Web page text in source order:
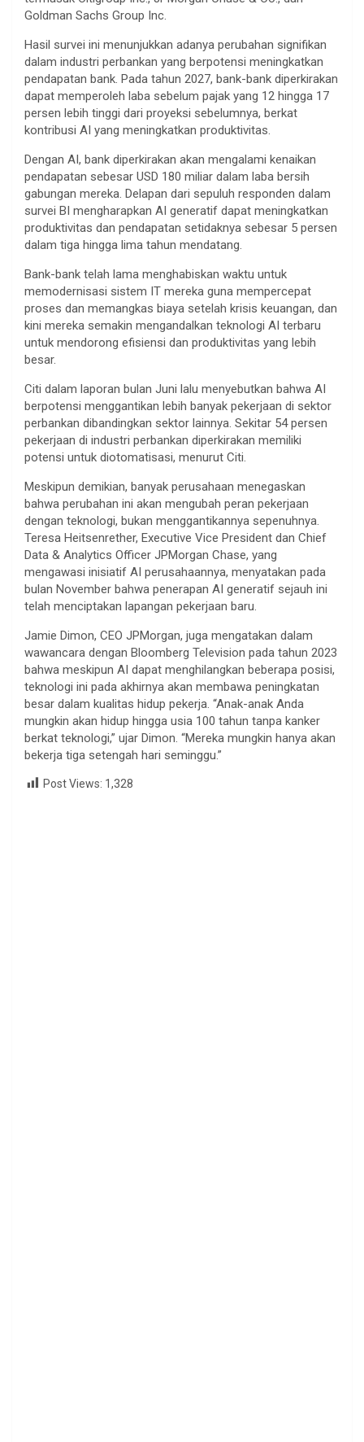
Goldman Sachs Group Inc.
Hasil survei ini menunjukkan adanya perubahan signifikan
dalam industri perbankan yang berpotensi meningkatkan
pendapatan bank. Pada tahun 2027, bank-bank diperkirakan
dapat memperoleh laba sebelum pajak yang 12 hingga 17
persen lebih tinggi dari proyeksi sebelumnya, berkat
kontribusi AI yang meningkatkan produktivitas.
Dengan AI, bank diperkirakan akan mengalami kenaikan
pendapatan sebesar USD 180 miliar dalam laba bersih
gabungan mereka. Delapan dari sepuluh responden dalam
survei BI mengharapkan AI generatif dapat meningkatkan
produktivitas dan pendapatan setidaknya sebesar 5 persen
dalam tiga hingga lima tahun mendatang.
Bank-bank telah lama menghabiskan waktu untuk
memodernisasi sistem IT mereka guna mempercepat
proses dan memangkas biaya setelah krisis keuangan, dan
kini mereka semakin mengandalkan teknologi AI terbaru
untuk mendorong efisiensi dan produktivitas yang lebih
besar.
Citi dalam laporan bulan Juni lalu menyebutkan bahwa AI
berpotensi menggantikan lebih banyak pekerjaan di sektor
perbankan dibandingkan sektor lainnya. Sekitar 54 persen
pekerjaan di industri perbankan diperkirakan memiliki
potensi untuk diotomatisasi, menurut Citi.
Meskipun demikian, banyak perusahaan menegaskan
bahwa perubahan ini akan mengubah peran pekerjaan
dengan teknologi, bukan menggantikannya sepenuhnya.
Teresa Heitsenrether, Executive Vice President dan Chief
Data & Analytics Officer JPMorgan Chase, yang
mengawasi inisiatif AI perusahaannya, menyatakan pada
bulan November bahwa penerapan AI generatif sejauh ini
telah menciptakan lapangan pekerjaan baru.
Jamie Dimon, CEO JPMorgan, juga mengatakan dalam
wawancara dengan Bloomberg Television pada tahun 2023
bahwa meskipun AI dapat menghilangkan beberapa posisi,
teknologi ini pada akhirnya akan membawa peningkatan
besar dalam kualitas hidup pekerja. “Anak-anak Anda
mungkin akan hidup hingga usia 100 tahun tanpa kanker
berkat teknologi,” ujar Dimon. “Mereka mungkin hanya akan
bekerja tiga setengah hari seminggu.”
Post Views: 1,328